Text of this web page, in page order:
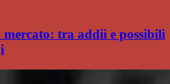
mercato: tra addii e possibili